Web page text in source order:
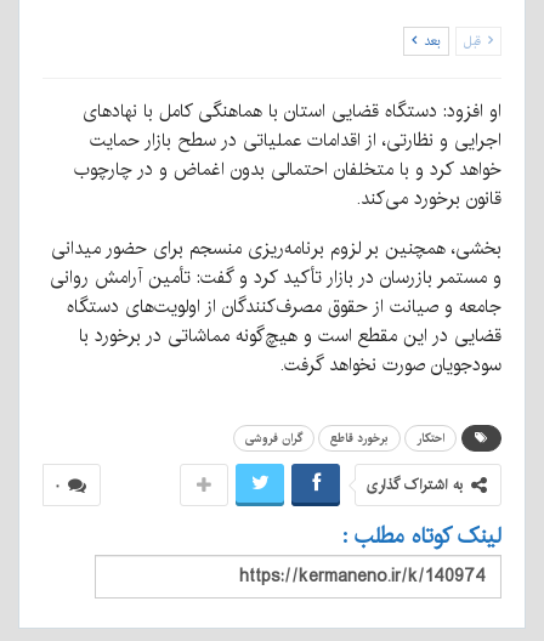
قبل بعد
او افزود: دستگاه قضایی استان با هماهنگی کامل با نهادهای
اجرایی و نظارتی، از اقدامات عملیاتی در سطح بازار حمایت
خواهد کرد و با متخلفان احتمالی بدون اغماض و در چارچوب
قانون برخورد می‌کند.
بخشی، همچنین بر لزوم برنامه‌ریزی منسجم برای حضور میدانی
و مستمر بازرسان در بازار تأکید کرد و گفت: تأمین آرامش روانی
جامعه و صیانت از حقوق مصرف‌کنندگان از اولویت‌های دستگاه
قضایی در این مقطع است و هیچ‌گونه مماشاتی در برخورد با
سودجویان صورت نخواهد گرفت.
احتکار برخورد قاطع گران فروشی
۰ به اشتراک گذاری
لینک کوتاه مطلب :